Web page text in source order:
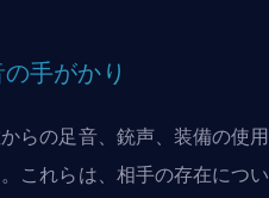
手がかり
らの足音、銃声、装備の使
これらは、相手の存在につ